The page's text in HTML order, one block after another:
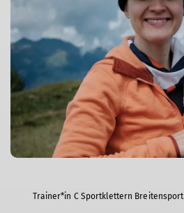
Trainer*in C Sportklettern